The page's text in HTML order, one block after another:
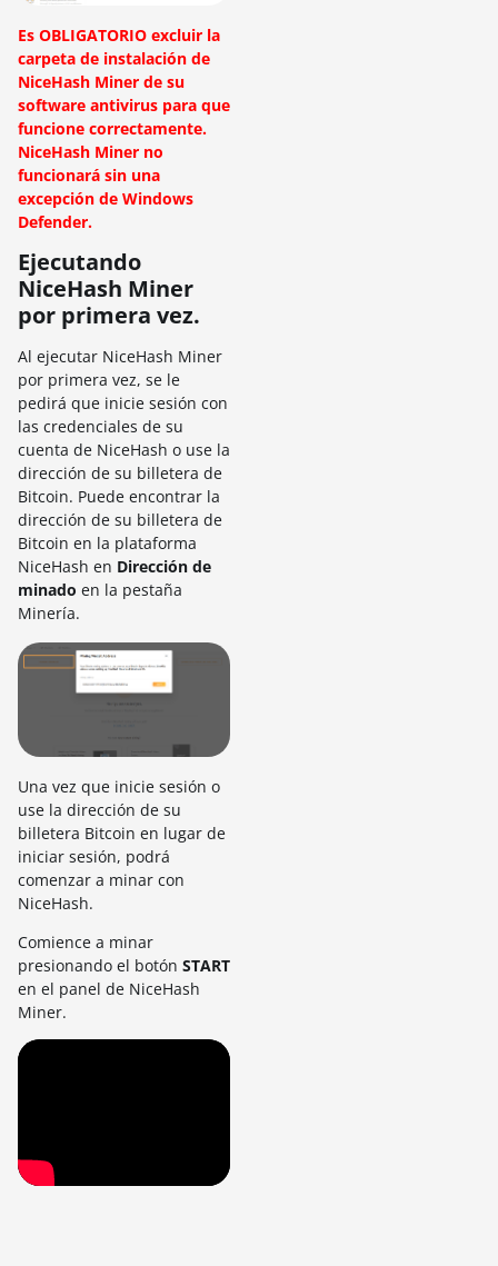
Es OBLIGATORIO excluir la
carpeta de instalación de
NiceHash Miner de su
software antivirus para que
funcione correctamente.
NiceHash Miner no
funcionará sin una
excepción de Windows
Defender.
Ejecutando
NiceHash Miner
por primera vez.
Al ejecutar NiceHash Miner
por primera vez, se le
pedirá que inicie sesión con
las credenciales de su
cuenta de NiceHash o use la
dirección de su billetera de
Bitcoin. Puede encontrar la
dirección de su billetera de
Bitcoin en la plataforma
NiceHash en Dirección de
minado en la pestaña
Minería.
Una vez que inicie sesión o
use la dirección de su
billetera Bitcoin en lugar de
iniciar sesión, podrá
comenzar a minar con
NiceHash.
Comience a minar
presionando el botón START
en el panel de NiceHash
Miner.